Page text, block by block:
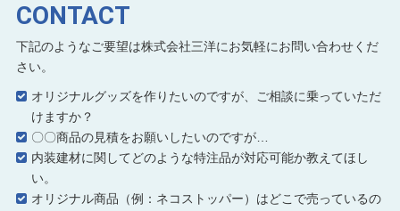
CONTACT
下記のようなご要望は株式会社三洋にお気軽にお問い合わせくだ
さい。
オリジナルグッズを作りたいのですが、ご相談に乗っていただ
けますか？
〇〇商品の見積をお願いしたいのですが…
内装建材に関してどのような特注品が対応可能か教えてほし
い。
オリジナル商品（例：ネコストッパー）はどこで売っているの